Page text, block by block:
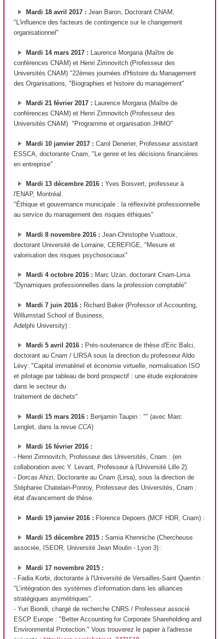
Mardi 18 avril 2017 : Jean Baron, Doctorant CNAM,
"L'influence des facteurs de contingence sur le changement
organisationnel"
Mardi 14 mars 2017 : Laurence Morgana (Maître de
conférences CNAM) et Henri Zimnovitch (Professeur des
Universités CNAM) "22èmes journées d'Histoire du Management
des Organisations, "Biographies et histoire du management"
Mardi 21 février 2017 : Laurence Morgana (Maître de
conférences CNAM) et Henri Zimnovitch (Professeur des
Universités CNAM) "Programme et organisation JHMO"
Mardi 10 janvier 2017 : Carol Denerier, Professeur assistant
ESSCA, doctorante Cnam, "Le genre et les décisions financières
en entreprise"
Mardi 13 décembre 2016 : Yves Boisvert, professeur à
l'ENAP, Montréal.
"Éthique et gouvernance municipale : la réflexivité professionnelle
au service du management des risques éthiques"
Mardi 8 novembre 2016 : Jean-Christophe Vuattoux,
doctorant Université de Lorraine, CEREFIGE, "Mesure et
valorisation des risques psychosociaux"
Mardi 4 octobre 2016 : Marc Uzan, doctorant Cnam-Lirsa
"Dynamiques professionnelles dans la profession comptable"
Mardi 7 juin 2016 : Richard Baker (Professor of Accounting,
Willumstad School of Business,
Adelphi University) :
Mardi 5 avril 2016 : Prés-soutenance de thèse d'Eric Balci,
doctorant au Cnam / LIRSA sous la direction du professeur Aldo
Lévy: "Capital immatériel et économie virtuelle, normalisation ISO
et pilotage par tableau de bord prospectif : une étude exploratoire
dans le secteur du
traitement de déchets".
Mardi 15 mars 2016 : Benjamin Taupin : "" (avec Marc
Lenglet, dans la revue CCA)
Mardi 16 février 2016 :
- Henri Zimnovitch, Professeur des Universités, Cnam : (en
collaboration avec Y. Levant, Professeur à l'Université Lille 2).
- Dorcas Ahizi, Doctorante au Cnam (Lirsa), sous la direction de
Stéphanie Chatelain-Ponroy, Professeur des Universités, Cnam :
état d'avancement de thèse.
Mardi 19 janvier 2016 : Florence Depoers (MCF HDR, Cnam) :
Mardi 15 décembre 2015 : Samia Khenniche (Chercheuse
associée, ISEOR, Université Jean Moulin - Lyon 3) :
Mardi 17 novembre 2015 :
- Fadia Korbi, doctorante à l'Université de Versailles-Saint Quentin :
"L’intégration des systèmes d’information dans les alliances
stratégiques asymétriques".
- Yuri Biondi, chargé de recherche CNRS / Professeur associé
ESCP Europe : "Better Accounting for Corporate Shareholding and
Environmental Protection." Vous trouverez le papier à l'adresse